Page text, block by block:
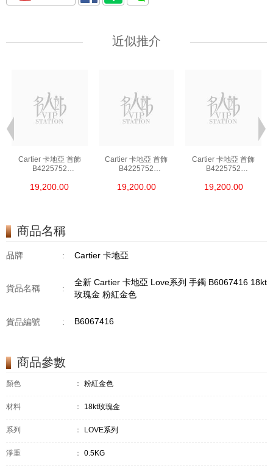
近似推介
Cartier 卡地亞 首飾
B4225752
19,200.00
Cartier 卡地亞 首飾
B4225752
19,200.00
Cartier 卡地亞 首飾
B4225752
19,200.00
商品名稱
品牌 : Cartier 卡地亞
貨品名稱 :
全新 Cartier 卡地亞 Love系列 手鐲 B6067416 18kt
玫瑰金 粉紅金色
貨品編號 : B6067416
商品參數
顏色 ： 粉紅金色
材料 ： 18kt玫瑰金
系列 ： LOVE系列
淨重 ： 0.5KG